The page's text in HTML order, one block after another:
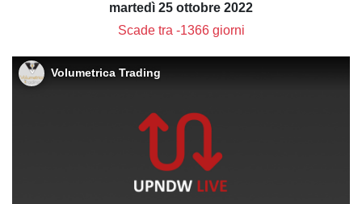
martedì 25 ottobre 2022
Scade tra -1366 giorni
Volumetrica Trading